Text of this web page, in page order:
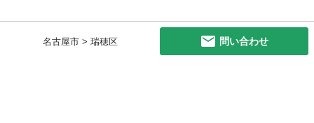
名古屋市 > 瑞穂区 問い合わせ